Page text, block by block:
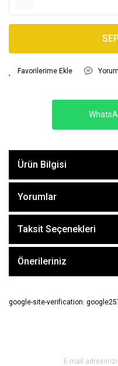
Ürün Bilgisi
Yorumlar
Taksit Seçenekleri
Önerileriniz
google-site-verification: